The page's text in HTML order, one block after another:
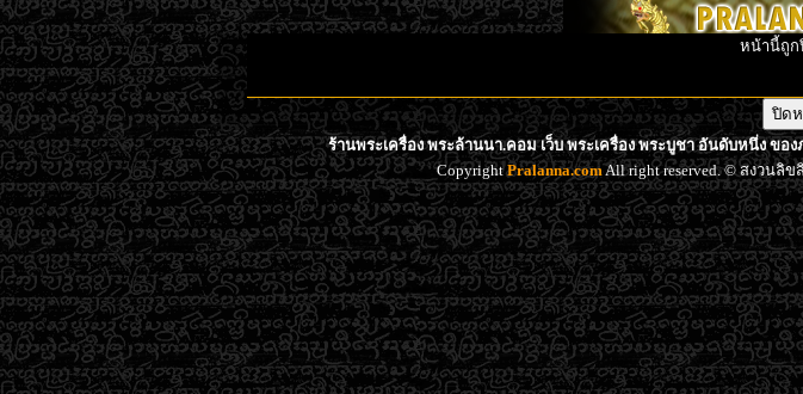
หน้านี้ถูก
ร้านพระเครื่อง พระล้านนา.คอม เว็บ พระเครื่อง พระบูชา อันดับหนึ่ง ขอ
CopyrightPralanna.comAll right reserved. © สงวนลิ